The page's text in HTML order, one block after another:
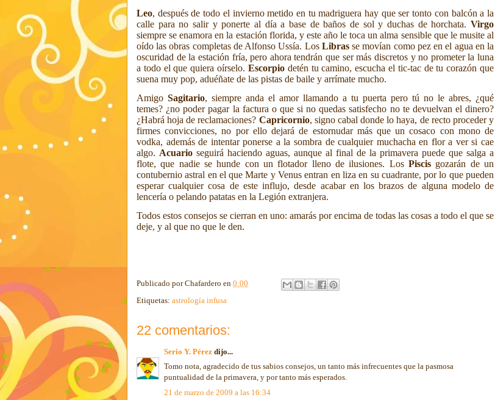
Leo, después de todo el invierno metido en tu madriguera hay que ser tonto con balcón a la
calle para no salir y ponerte al día a base de baños de sol y duchas de horchata. Virgo
siempre se enamora en la estación florida, y este año le toca un alma sensible que le musite al
oído las obras completas de Alfonso Ussía. Los Librasse movían como pez en el agua en la
oscuridad de la estación fría, pero ahora tendrán que ser más discretos y no prometer la luna
a todo el que quiera oírselo. Escorpiodetén tu camino, escucha el tic-tac de tu corazón que
suena muy pop, aduéñate de las pistas de baile y arrímate mucho.
Amigo Sagitario, siempre anda el amor llamando a tu puerta pero tú no le abres, ¿qué
temes? ¿no poder pagar la factura o que si no quedas satisfecho no te devuelvan el dinero?
¿Habrá hoja de reclamaciones? Capricornio, signo cabal donde lo haya, de recto proceder y
firmes convicciones, no por ello dejará de estornudar más que un cosaco con mono de
vodka, además de intentar ponerse a la sombra de cualquier muchacha en flor a ver si cae
algo. Acuario seguirá haciendo aguas, aunque al final de la primavera puede que salga a
flote, que nadie se hunde con un flotador lleno de ilusiones. Los Piscis gozarán de un
contubernio astral en el que Marte y Venus entran en liza en su cuadrante, por lo que pueden
esperar cualquier cosa de este influjo, desde acabar en los brazos de alguna modelo de
lencería o pelando patatas en la Legión extranjera.
Todos estos consejos se cierran en uno: amarás por encima de todas las cosas a todo el que se
deje, y al que no que le den.
Publicado porChafardero en 0:00
Etiquetas: astrología infusa
22 comentarios:
Serio Y. Pérez dijo...
Tomo nota, agradecido de tus sabios consejos, un tanto más infrecuentes que la pasmosa
puntualidad de la primavera, y por tanto más esperados.
21 de marzo de 2009 a las 16:34